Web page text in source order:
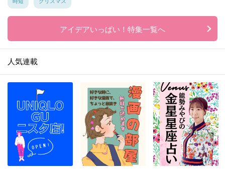
アイデアいっぱい！特集一覧へ
人気連載